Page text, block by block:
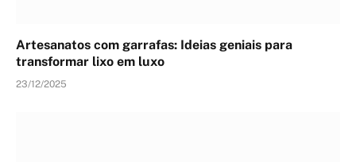
Artesanatos com garrafas: Ideias geniais para
transformar lixo em luxo
23/12/2025